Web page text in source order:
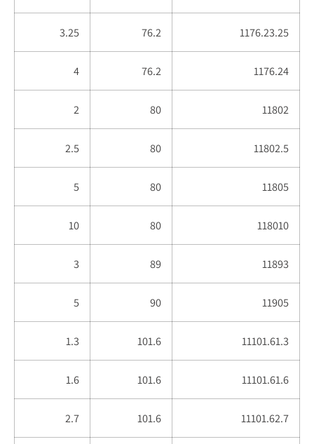
1176.23.25
76.2
3.25
1176.24
76.2
4
11802
80
2
11802.5
80
2.5
11805
80
5
118010
80
10
11893
89
3
11905
90
5
11101.61.3
101.6
1.3
11101.61.6
101.6
1.6
11101.62.7
101.6
2.7